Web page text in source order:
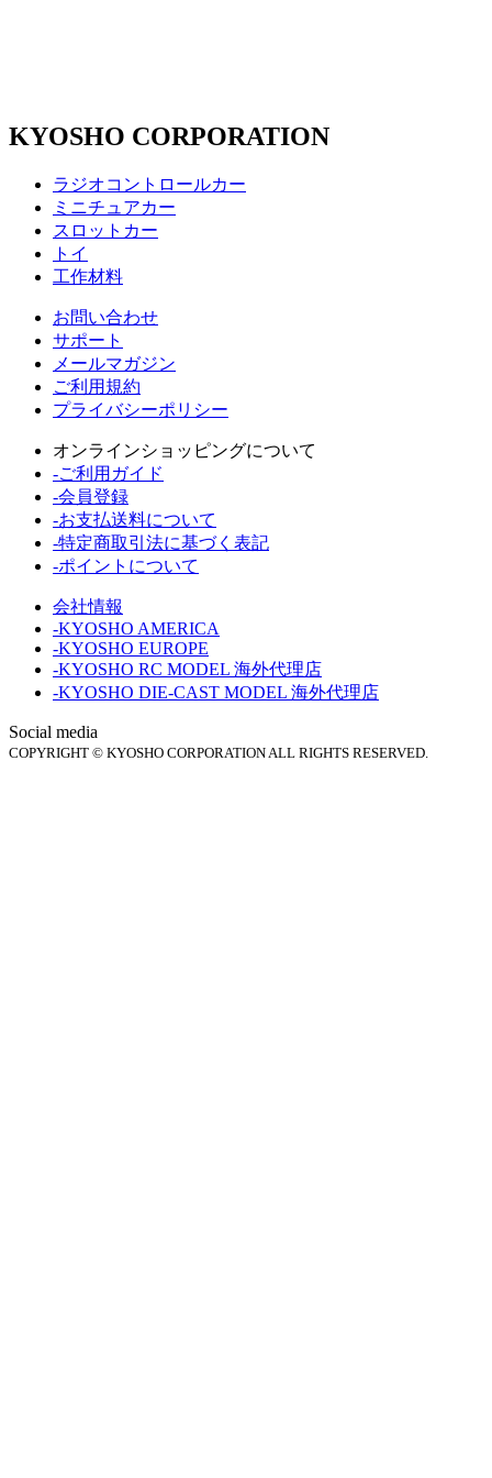
KYOSHO CORPORATION
ラジオコントロールカー
ミニチュアカー
スロットカー
トイ
工作材料
お問い合わせ
サポート
メールマガジン
ご利用規約
プライバシーポリシー
オンラインショッピングについて
-ご利用ガイド
-会員登録
-お支払送料について
-特定商取引法に基づく表記
-ポイントについて
会社情報
-KYOSHO AMERICA
-KYOSHO EUROPE
-KYOSHO RC MODEL 海外代理店
-KYOSHO DIE-CAST MODEL 海外代理店
Social media
COPYRIGHT © KYOSHO CORPORATION ALL RIGHTS RESERVED.